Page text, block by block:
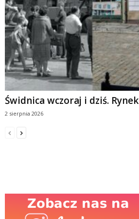
Świdnica wczoraj i dziś. Rynek
2 sierpnia 2026